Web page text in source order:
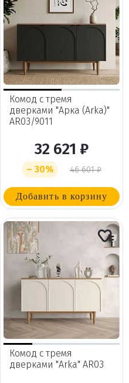
Комод с тремя
дверками "Арка (Arka)"
AR03/9011
32 621 ₽
– 30% 46 601 ₽
Добавить в корзину
Комод с тремя
дверками "Arka" AR03